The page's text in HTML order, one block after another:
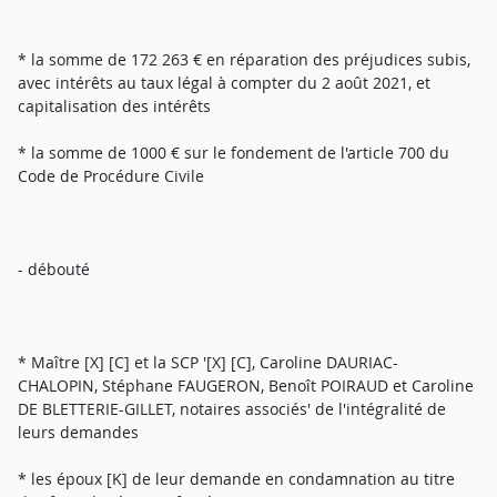
* la somme de 172 263 € en réparation des préjudices subis,
avec intérêts au taux légal à compter du 2 août 2021, et
capitalisation des intérêts
* la somme de 1000 € sur le fondement de l'article 700 du
Code de Procédure Civile
- débouté
* Maître [X] [C] et la SCP '[X] [C], Caroline DAURIAC-
CHALOPIN, Stéphane FAUGERON, Benoît POIRAUD et Caroline
DE BLETTERIE-GILLET, notaires associés' de l'intégralité de
leurs demandes
* les époux [K] de leur demande en condamnation au titre